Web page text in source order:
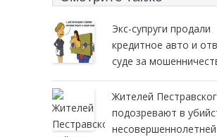
Экс-супруги продали
кредитное авто и
суде за
Жителей
подозревают в
несовершеннолетней